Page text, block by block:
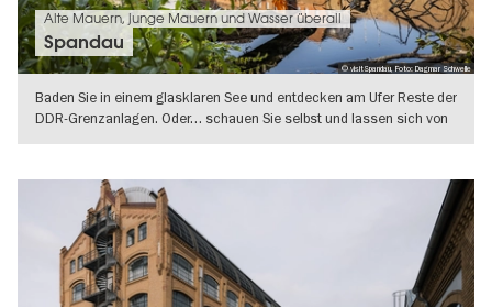
© visitSpandau, Foto: Dagmar Schwelle
Alte Mauern, junge Mauern und Wasser überall
Spandau
Baden Sie in einem glasklaren See und entdecken am Ufer Reste der
DDR-Grenzanlagen. Oder… schauen Sie selbst und lassen sich von